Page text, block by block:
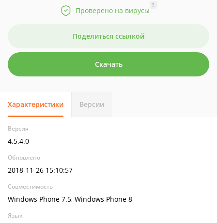
Проверено на вирусы
?
Поделиться ссылкой
Скачать
Характеристики Версии
Версия
4.5.4.0
Обновлено
2018-11-26 15:10:57
Совместимость
Windows Phone 7.5, Windows Phone 8
Язык